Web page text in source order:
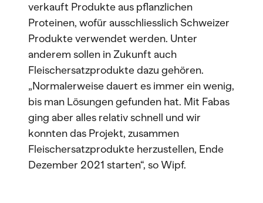
verkauft Produkte aus pflanzlichen
Proteinen, wofür ausschliesslich Schweizer
Produkte verwendet werden. Unter
anderem sollen in Zukunft auch
Fleischersatzprodukte dazu gehören.
„Normalerweise dauert es immer ein wenig,
bis man Lösungen gefunden hat. Mit Fabas
ging aber alles relativ schnell und wir
konnten das Projekt, zusammen
Fleischersatzprodukte herzustellen, Ende
Dezember 2021 starten“, so Wipf.